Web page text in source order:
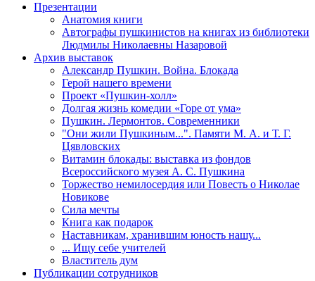
Презентации
Анатомия книги
Автографы пушкинистов на книгах из библиотеки
Людмилы Николаевны Назаровой
Архив выставок
Александр Пушкин. Война. Блокада
Герой нашего времени
Проект «Пушкин-холл»
Долгая жизнь комедии «Горе от ума»
Пушкин. Лермонтов. Современники
"Они жили Пушкиным...". Памяти М. А. и Т. Г.
Цявловских
Витамин блокады: выставка из фондов
Всероссийского музея А. С. Пушкина
Торжество немилосердия или Повесть о Николае
Новикове
Сила мечты
Книга как подарок
Наставникам, хранившим юность нашу...
... Ищу себе учителей
Властитель дум
Публикации сотрудников